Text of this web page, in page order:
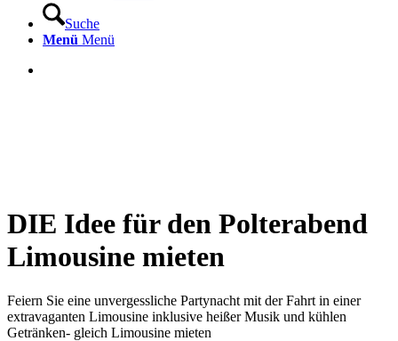
Suche
Menü Menü
DIE Idee für den Polterabend
Limousine mieten
Feiern Sie eine unvergessliche Partynacht mit der Fahrt in einer
extravaganten Limousine inklusive heißer Musik und kühlen
Getränken- gleich Limousine mieten